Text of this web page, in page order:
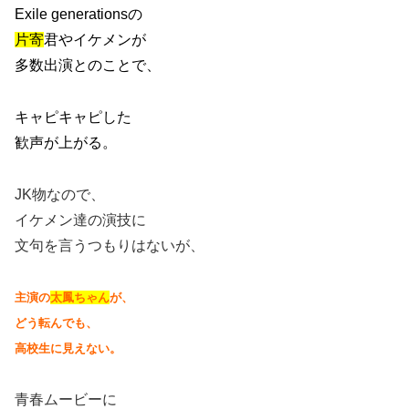
Exile generationsの
片寄君やイケメンが
多数出演とのことで、
キャピキャピした
歓声が上がる。
JK物なので、
イケメン達の演技に
文句を言うつもりはないが、
主演の太鳳ちゃんが、
どう転んでも、
高校生に見えない。
青春ムービーに